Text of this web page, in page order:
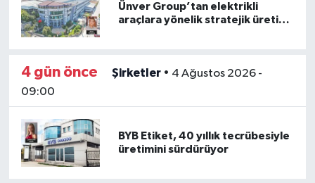
Ünver Group’tan elektrikli
araçlara yönelik stratejik üretim
4 gün önce Şirketler• 4 Ağustos 2026 -
09:00
BYB Etiket, 40 yıllık tecrübesiyle
üretimini sürdürüyor
Haber Arşivi